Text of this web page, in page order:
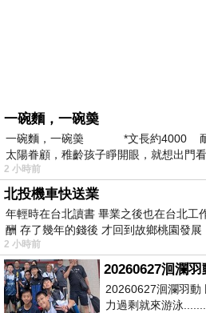
一碗麵，一碗羮
一碗麵，一碗羮 *文長約
太陽眷顧，稚齡孩子睜開眼，就想出門
2 小時前
北投機車快送業
年輕時在台北讀書 畢業之後也在台北工
酬 存了幾年的錢後 才回到故鄉桃園發
2 小時前
20260627洄瀾羽
20260627洄瀾羽動
力過剩就來游泳